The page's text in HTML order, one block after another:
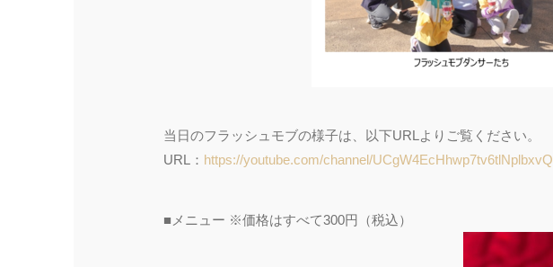
当日のフラッシュモブの様子は、以下URLよりご覧ください。
URL： https://youtube.com/channel/UCgW4EcHhwp7tv6tlNplbxvQ
■メニュー ※価格はすべて300円（税込）